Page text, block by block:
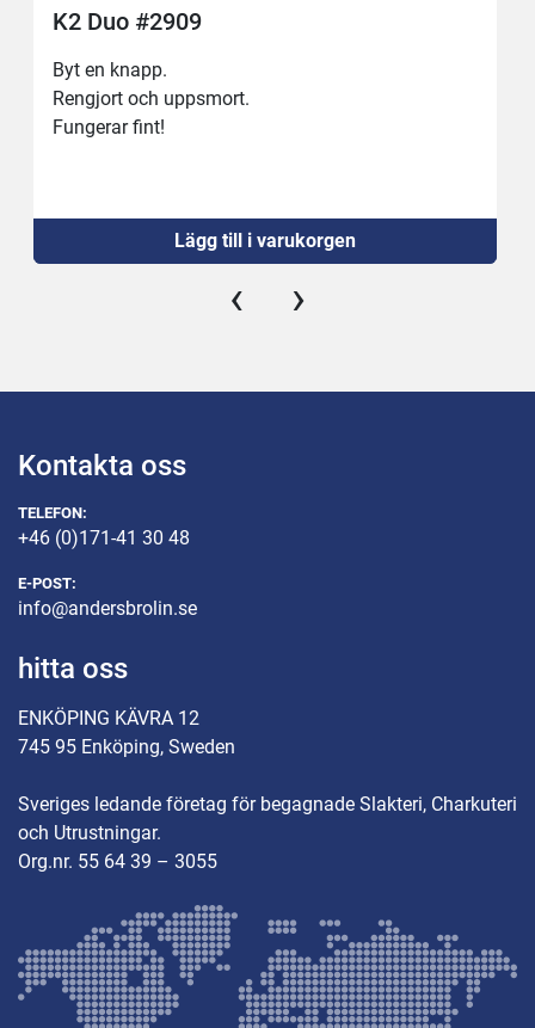
K2 Duo #2909
Byt en knapp.
Rengjort och uppsmort.
Fungerar fint!
Lägg till i varukorgen
‹ ›
Kontakta oss
TELEFON:
+46 (0)171-41 30 48
E-POST:
info@andersbrolin.se
hitta oss
ENKÖPING KÄVRA 12
745 95 Enköping, Sweden
Sveriges ledande företag för begagnade Slakteri, Charkuteri
och Utrustningar.
Org.nr. 55 64 39 – 3055